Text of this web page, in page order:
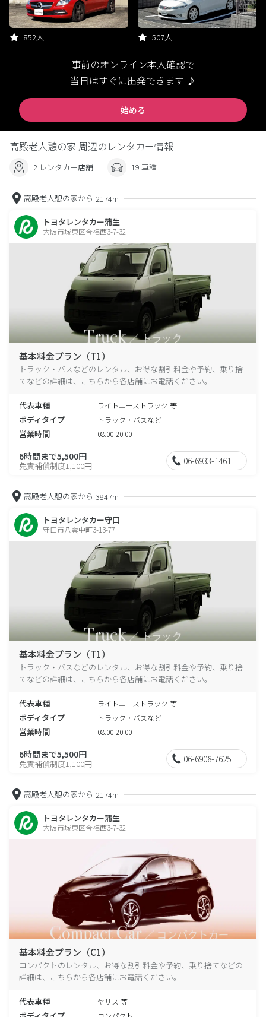
852人 507人
事前のオンライン本人確認で
当日はすぐに出発できます ♪
始める
高殿老人憩の家 周辺のレンタカー情報
2 レンタカー店舗 19 車種
高殿老人憩の家から 2174m
トヨタレンタカー蒲生
大阪市城東区今福西3-7-32
基本料金プラン（T1）
トラック・バスなどのレンタル、お得な割引料金や予約、乗り捨
てなどの詳細は、こちらから各店舗にお電話ください。
代表車種 ライトエーストラック 等
ボディタイプ トラック・バスなど
営業時間 08:00-20:00
6時間まで5,500円
免責補償制度1,100円 06-6933-1461
高殿老人憩の家から 3847m
トヨタレンタカー守口
守口市八雲中町3-13-77
基本料金プラン（T1）
トラック・バスなどのレンタル、お得な割引料金や予約、乗り捨
てなどの詳細は、こちらから各店舗にお電話ください。
代表車種 ライトエーストラック 等
ボディタイプ トラック・バスなど
営業時間 08:00-20:00
6時間まで5,500円
免責補償制度1,100円 06-6908-7625
高殿老人憩の家から 2174m
トヨタレンタカー蒲生
大阪市城東区今福西3-7-32
基本料金プラン（C1）
コンパクトのレンタル、お得な割引料金や予約、乗り捨てなどの
詳細は、こちらから各店舗にお電話ください。
代表車種 ヤリス 等